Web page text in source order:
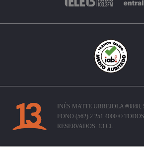
INÉS MATTE URREJOLA
FONO (562) 2 251 4000 ©
RESERVADOS. 13.CL